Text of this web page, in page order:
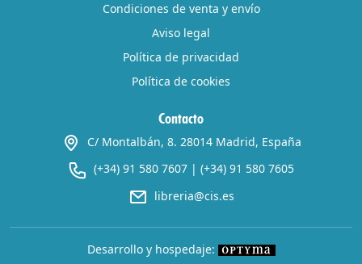
Condiciones de venta y envío
Aviso legal
Política de privacidad
Política de cookies
Contacto
C/ Montalbán, 8. 28014 Madrid, España
(+34) 91 580 7607 | (+34) 91 580 7605
libreria@cis.es
Desarrollo y hospedaje: